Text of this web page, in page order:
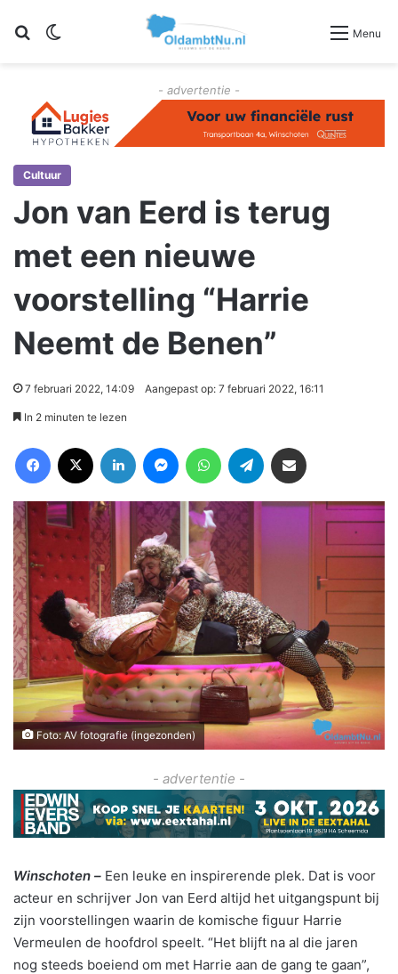
Zoeken Menu
- advertentie -
Cultuur
Jon van Eerd is terug
met een nieuwe
voorstelling “Harrie
Neemt de Benen”
7 februari 2022, 14:09 Aangepast op: 7 februari 2022, 16:11
In 2 minuten te lezen
Foto: AV fotografie (ingezonden)
- advertentie -
Winschoten – Een leuke en inspirerende plek. Dat is voor
acteur en schrijver Jon van Eerd altijd het uitgangspunt bij
zijn voorstellingen waarin de komische figuur Harrie
Vermeulen de hoofdrol speelt. “Het blijft na al die jaren
nog steeds boeiend om met Harrie aan de gang te gaan”,